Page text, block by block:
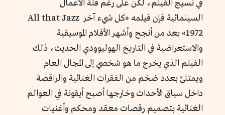
في نسيج الفيلم، لكن على رغم قلة الأعمال
السينمائية فإن فيلمه «كل شيء آخر All that Jazz
1972» يعد من أنجح وأشهر الأفلام الموسيقية
والاستعراضية في التاريخ الهوليوودي الحديث، ذلك
الفيلم الذي يخرج ما هو شخصي إلى المجال العام
ويمتلئ بعدد ضخم من الفقرات الغنائية والراقصة
داخل سياق الأحداث وخارجها أصبح أيقونة في العوالم
الغنائية بتصميم رقصات معقد ومحكم وأغنيات